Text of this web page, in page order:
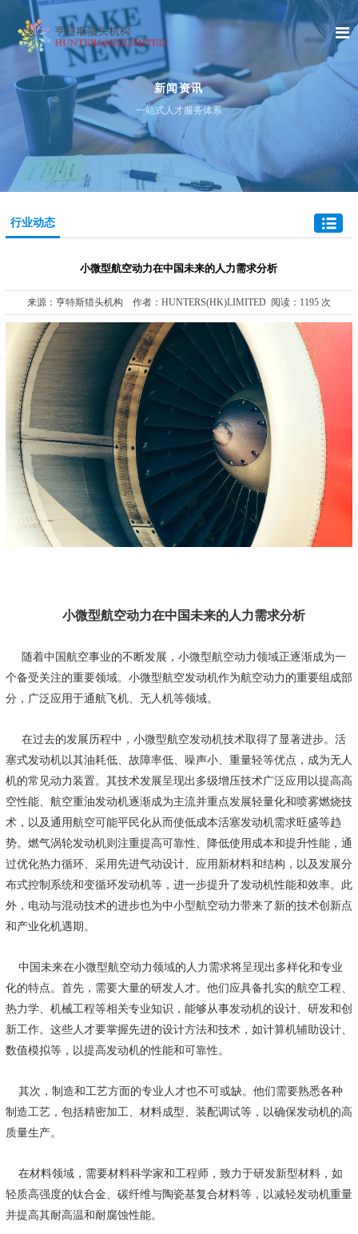
新闻资讯
一站式人才服务体系
行业动态
小微型航空动力在中国未来的人力需求分析
来源：亨特斯猎头机构 作者：HUNTERS(HK)LIMITED 阅读：1195 次
小微型航空动力在中国未来的人力需求分析
随着中国航空事业的不断发展，小微型航空动力领域正逐渐成为一
个备受关注的重要领域。小微型航空发动机作为航空动力的重要组成部
分，广泛应用于通航飞机、 无人机等领域。
在过去的发展历程中，小微型航空发动机技术取得了显著进步。活
塞式发动机以其油耗低、故障率低、噪声小、重量轻等优点，成为无人
机的常见动力装置。其技术发展呈现出多级增压技术广泛应用以提高高
空性能、航空重油发动机逐渐成为主流并重点发展轻量化和喷雾燃烧技
术，以及通用航空可能平民化从而使低成本活塞发动机需求旺盛等趋
势。燃气涡轮发动机则注重提高可靠性、降低使用成本和提升性能，通
过优化热力循环、采用先进气动设计、应用新材料和结构，以及发展分
布式控制系统和变循环发动机等，进一步提升了发动机性能和效率。此
外，电动与混动技术的进步也为中小型航空动力带来了新的技术创新点
和产业化机遇期。
中国未来在小微型航空动力领域的人力需求将呈现出多样化和专业
化的特点。首先，需要大量的研发人才。他们应具备扎实的航空工程、
热力学、机械工程等相关专业知识，能够从事发动机的设计、研发和创
新工作。这些人才要掌握先进的设计方法和技术，如计算机辅助设计、
数值模拟等，以提高发动机的性能和可靠性。
其次，制造和工艺方面的专业人才也不可或缺。他们需要熟悉各种
制造工艺，包括精密加工、材料成型、装配调试等，以确保发动机的高
质量生产。
在材料领域，需要材料科学家和工程师，致力于研发新型材料，如
轻质高强度的钛合金 、碳纤维与陶瓷基复合材料等，以减轻发动机重量
并提高其耐高温和耐腐蚀性能。